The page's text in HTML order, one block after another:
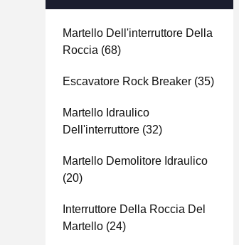
Martello Dell'interruttore Della
Roccia (68)
Escavatore Rock Breaker (35)
Martello Idraulico
Dell'interruttore (32)
Martello Demolitore Idraulico
(20)
Interruttore Della Roccia Del
Martello (24)